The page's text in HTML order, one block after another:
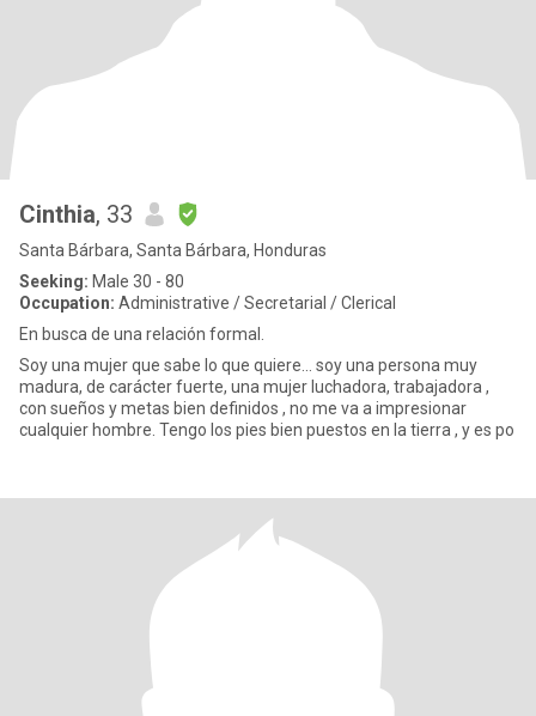
Cinthia, 33
Santa Bárbara, Santa Bárbara, Honduras
Seeking: Male 30 - 80
Occupation: Administrative / Secretarial / Clerical
En busca de una relación formal.
Soy una mujer que sabe lo que quiere... soy una persona muy
madura, de carácter fuerte, una mujer luchadora, trabajadora ,
con sueños y metas bien definidos , no me va a impresionar
cualquier hombre. Tengo los pies bien puestos en la tierra , y es po